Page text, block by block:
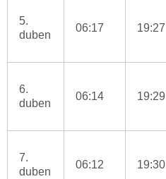
5.
duben
06:17 19:27
6.
duben
06:14 19:29
7.
duben
06:12 19:30